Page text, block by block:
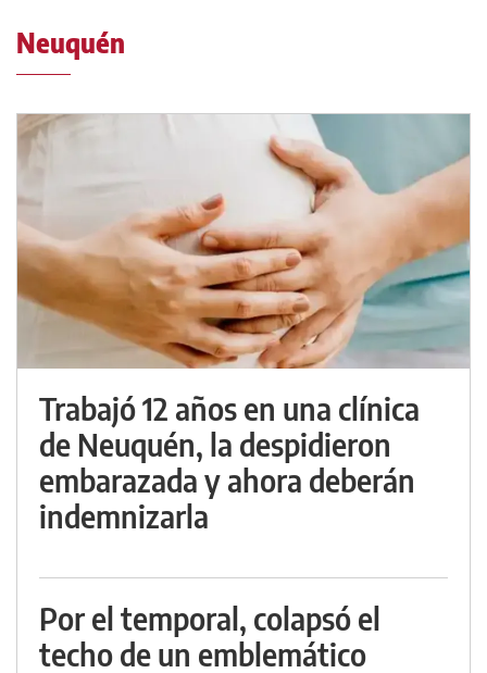
Neuquén
Trabajó 12 años en una clínica
de Neuquén, la despidieron
embarazada y ahora deberán
indemnizarla
Por el temporal, colapsó el
techo de un emblemático